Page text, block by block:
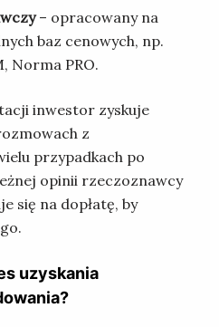
– opracowany na
baz cenowych, np.
Norma PRO.
inwestor zyskuje
z
przypadkach po
opinii rzeczoznawcy
się na dopłatę, by
uzyskania